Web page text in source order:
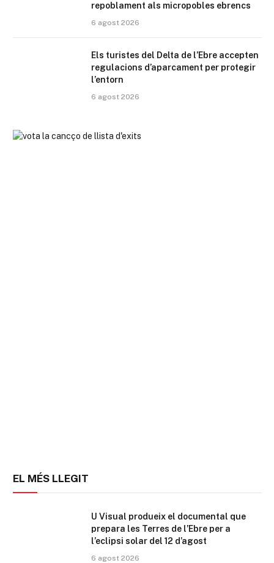
repoblament als micropobles ebrencs
6 agost 2026
Els turistes del Delta de l’Ebre accepten
regulacions d’aparcament per protegir
l’entorn
6 agost 2026
EL MÉS LLEGIT
U Visual produeix el documental que
prepara les Terres de l’Ebre per a
l’eclipsi solar del 12 d’agost
6 agost 2026